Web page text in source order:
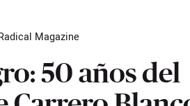
Magazine
50 años del